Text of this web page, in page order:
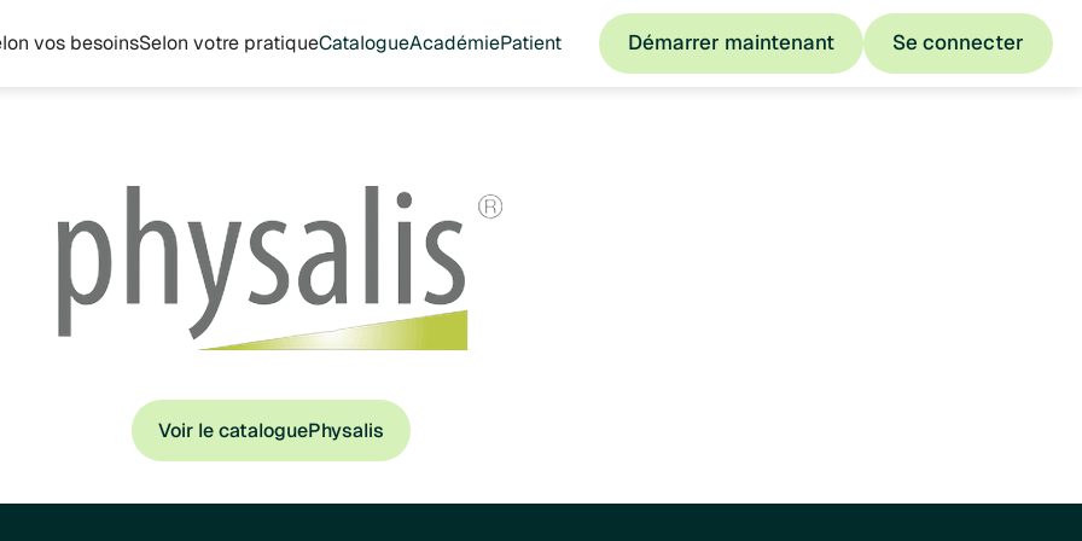
vos besoinsSelon votre pratiqueCatalogueAcadémiePatient
Démarrer maintenant
Démarrer maintenant
Se connecter
Se connecter
Voir le cataloguePhysalis